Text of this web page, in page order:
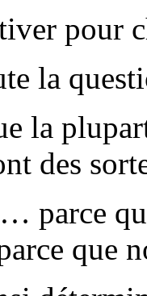
pour
la
la
des
parce
que